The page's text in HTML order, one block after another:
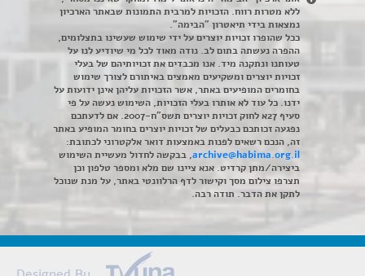
ללא מטרות רווח. הזכויות למרבית התמונות שבאתר הארכיון
נמצאות בידי תיאטרון "הבימה".
ככל שהופרו זכויות יוצרים על ידי שימוש שעשינו בתצלומים,
ההפרה נעשתה בתום לב. נודה מאוד לכל מי שיודיע לנו על
טעותנו ונתקנה מיד. אנו מכבדים את זכויותיהם של בעלי
זכויות יוצרים ומשקיעים מאמצים באיתורם לצורך שימוש
בחומרים המופיעים באתר, אשר הזכויות עליהן אינן ידועות על
ידנו. כל עוד לא אותרו בעלי הזכויות, השימוש נעשה על פי
סעיף 27א לחוק זכויות יוצרים תשס"ח-2007. אם לדעתכם
נפגעה זכותכם כבעלים של זכויות יוצרים בחומר המופיע באתר
זה, הנכם רשאים לפנות באמצעות דואר אלקטרוני לכתובת:
archive@habima.org.il, בבקשה לחדול מעשיית השימוש
ביצירה/מתן קרדיט. אנא ציינו שם מלא ומספר טלפון וכן
תצרפו צילום מסך וקישור לדף הרלוונטי באתר, על מנת שנוכל
לתקן את הדבר. תודה רבה.